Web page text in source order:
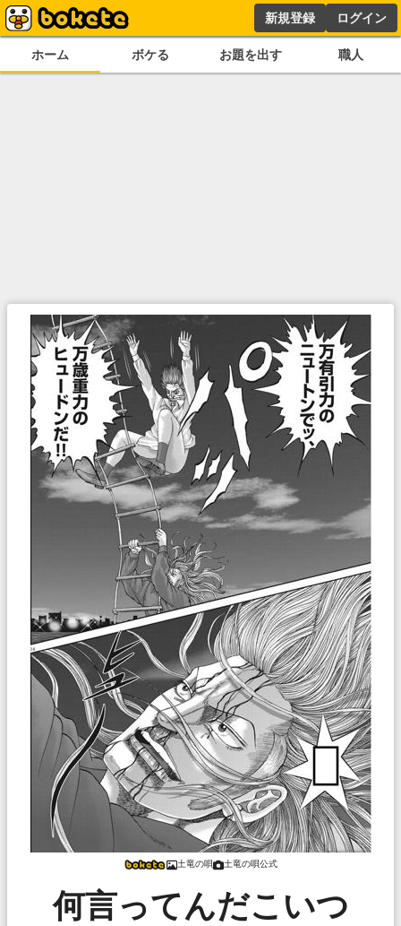
新規登録 ログイン
ホーム ボケる お題を出す 職人
土竜の唄 土竜の唄公式
何言ってんだこいつ